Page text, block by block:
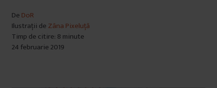
De DoR
Ilustrații de Zâna Pixeluță
Timp de citire: 8 minute
24 februarie 2019